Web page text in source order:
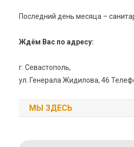
Последний день месяца –
Ждём Вас по адресу:
г. Севастополь,
ул. Генерала Жидилова, 46
МЫ ЗДЕСЬ